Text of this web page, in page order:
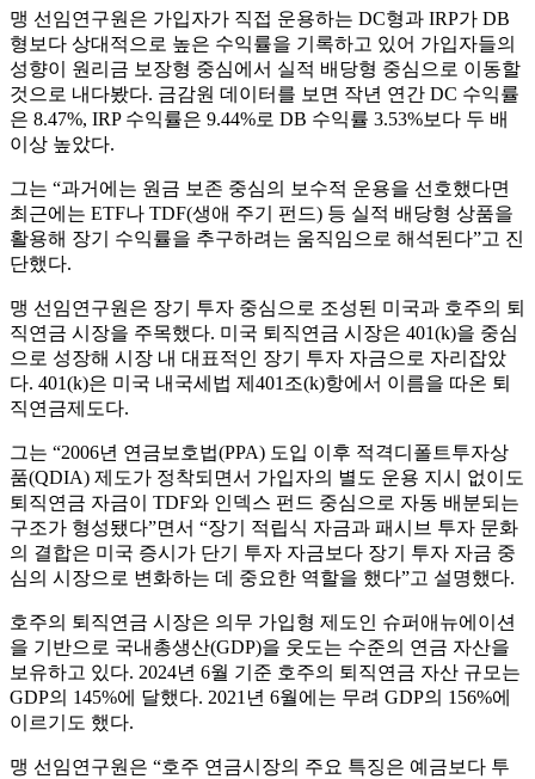
맹 선임연구원은 가입자가 직접 운용하는 DC형과 IRP가 DB
형보다 상대적으로 높은 수익률을 기록하고 있어 가입자들의
성향이 원리금 보장형 중심에서 실적 배당형 중심으로 이동할
것으로 내다봤다. 금감원 데이터를 보면 작년 연간 DC 수익률
은 8.47%, IRP 수익률은 9.44%로 DB 수익률 3.53%보다 두 배
이상 높았다.
그는 “과거에는 원금 보존 중심의 보수적 운용을 선호했다면
최근에는 ETF나 TDF(생애 주기 펀드) 등 실적 배당형 상품을
활용해 장기 수익률을 추구하려는 움직임으로 해석된다”고 진
단했다.
맹 선임연구원은 장기 투자 중심으로 조성된 미국과 호주의 퇴
직연금 시장을 주목했다. 미국 퇴직연금 시장은 401(k)을 중심
으로 성장해 시장 내 대표적인 장기 투자 자금으로 자리잡았
다. 401(k)은 미국 내국세법 제401조(k)항에서 이름을 따온 퇴
직연금제도다.
그는 “2006년 연금보호법(PPA) 도입 이후 적격디폴트투자상
품(QDIA) 제도가 정착되면서 가입자의 별도 운용 지시 없이도
퇴직연금 자금이 TDF와 인덱스 펀드 중심으로 자동 배분되는
구조가 형성됐다”면서 “장기 적립식 자금과 패시브 투자 문화
의 결합은 미국 증시가 단기 투자 자금보다 장기 투자 자금 중
심의 시장으로 변화하는 데 중요한 역할을 했다”고 설명했다.
호주의 퇴직연금 시장은 의무 가입형 제도인 슈퍼애뉴에이션
을 기반으로 국내총생산(GDP)을 웃도는 수준의 연금 자산을
보유하고 있다. 2024년 6월 기준 호주의 퇴직연금 자산 규모는
GDP의 145%에 달했다. 2021년 6월에는 무려 GDP의 156%에
이르기도 했다.
맹 선임연구원은 “호주 연금시장의 주요 특징은 예금보다 투